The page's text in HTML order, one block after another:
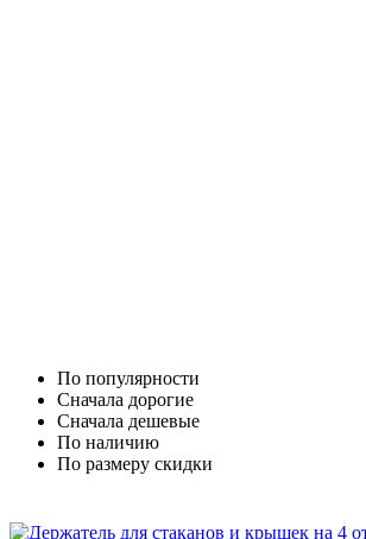
По популярности
Cначала дорогие
Cначала дешевые
По наличию
По размеру скидки